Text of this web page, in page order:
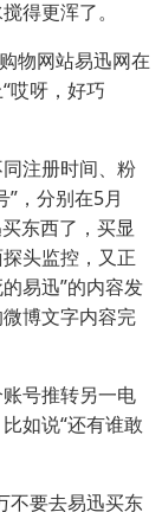
得更浑了。
物网站易迅网在
哎呀，好巧
注册时间、粉
，分别在5月
东西了，买显
头监控，又正
易迅”的内容发
博文字内容完
号推转另一电
如说“还有谁敢
要去易迅买东